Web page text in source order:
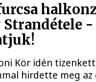
Strandétele -
Kör idén
hirdette meg